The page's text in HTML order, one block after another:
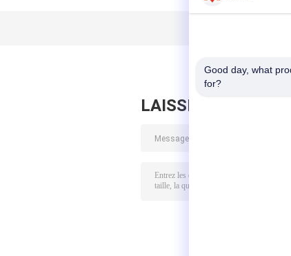
LAISSEZ UN
Good day, what
for?